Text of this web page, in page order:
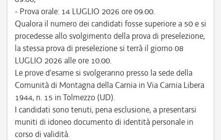
- Prova orale: 14 LUGLIO 2026 ore 09.00.
Qualora il numero dei candidati fosse superiore a 50 e si
procedesse allo svolgimento della prova di preselezione,
la stessa prova di preselezione si terrà il giorno 08
LUGLIO 2026 alle ore 10.00.
Le prove d’esame si svolgeranno presso la sede della
Comunità di Montagna della Carnia in Via Carnia Libera
1944, n. 15 in Tolmezzo (UD).
I candidati sono tenuti, pena esclusione, a presentarsi
muniti di idoneo documento di identità personale in
corso di validità.